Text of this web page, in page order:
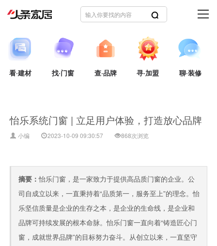
看·建材 找·门窗 查·品牌 寻·加盟 聊·装修
怡乐系统门窗 | 立足用户体验，打造放心品牌
小编 2023-10-09 09:30:57 868次浏览
摘要：怡乐门窗，是一家致力于提供高品质门窗的企业。公
司自成立以来，一直秉持着“品质第一，服务至上”的理念。怡
乐坚信质量是企业的生存之本，是企业的生命线，是企业和
品牌可持续发展的根本命脉。怡乐门窗⼀直向着“铸造匠⼼⻔
窗，成就世界品牌”的⽬标努⼒奋⽃。从创立以来，一直坚守